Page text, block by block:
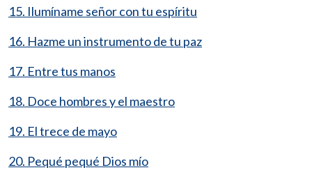
15. Ilumíname señor con tu espíritu
16. Hazme un instrumento de tu paz
17. Entre tus manos
18. Doce hombres y el maestro
19. El trece de mayo
20. Pequé pequé Dios mío